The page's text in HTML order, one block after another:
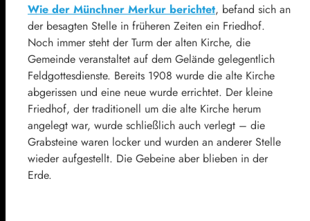
Wie der Münchner Merkur berichtet, befand sich an
der besagten Stelle in früheren Zeiten ein Friedhof.
Noch immer steht der Turm der alten Kirche, die
Gemeinde veranstaltet auf dem Gelände gelegentlich
Feldgottesdienste. Bereits 1908 wurde die alte Kirche
abgerissen und eine neue wurde errichtet. Der kleine
Friedhof, der traditionell um die alte Kirche herum
angelegt war, wurde schließlich auch verlegt – die
Grabsteine waren locker und wurden an anderer Stelle
wieder aufgestellt. Die Gebeine aber blieben in der
Erde.